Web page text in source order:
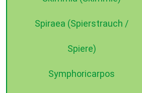
Spiraea (Spierstrauch /
Spiere)
Symphoricarpos